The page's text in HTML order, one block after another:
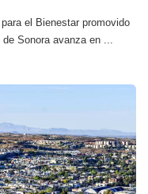
el Bienestar promovido
Sonora avanza en ...